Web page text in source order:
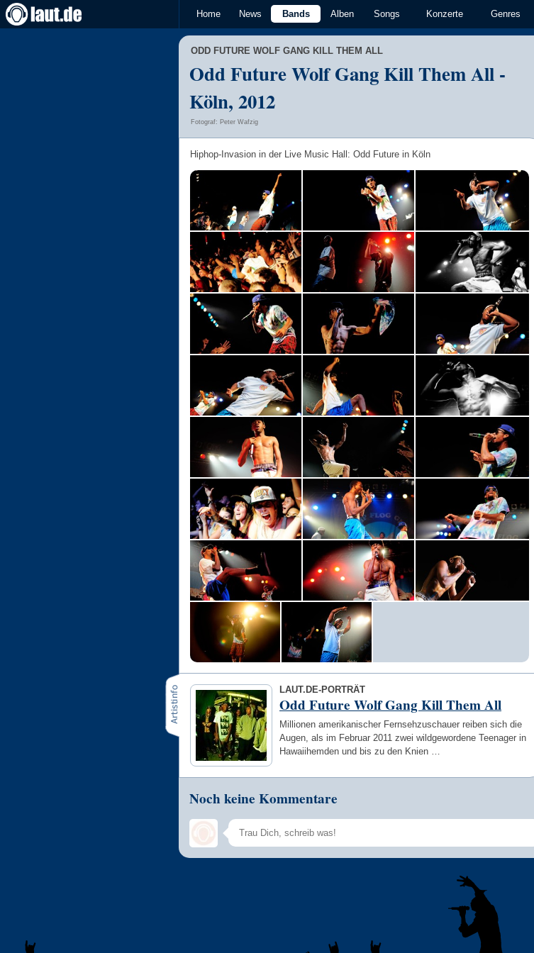
Home News Bands Alben Songs Konzerte Genres
ODD FUTURE WOLF GANG KILL THEM ALL
Odd Future Wolf Gang Kill Them All -
Köln, 2012
Fotograf: Peter Wafzig
Hiphop-Invasion in der Live Music Hall: Odd Future in Köln
LAUT.DE-PORTRÄT
Odd Future Wolf Gang Kill Them All
Millionen amerikanischer Fernsehzuschauer reiben sich die
Augen, als im Februar 2011 zwei wildgewordene Teenager in
Hawaiihemden und bis zu den Knien …
Noch keine Kommentare
Speichern